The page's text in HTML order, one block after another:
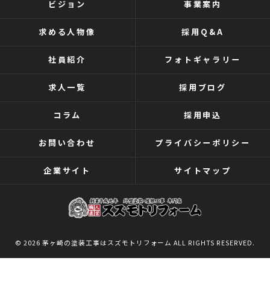
ビジョン 事業案内
求める人物像 採用Q&A
社員紹介 フォトギャラリー
求人一覧 採用ブログ
コラム 採用申込
お問い合わせ プライバシーポリシー
企業サイト サイトマップ
© 2026 茅ヶ崎の塗装工事はスズモトリフォーム ALL RIGHTS RESERVED.